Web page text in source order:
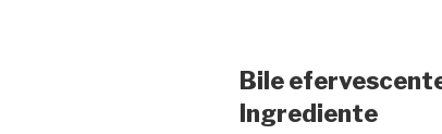
Bile
Ingrediente